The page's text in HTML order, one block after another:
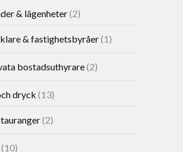
& lägenheter(2)
& fastighetsbyråer(1)
bostadsuthyrare(2)
dryck (13)
(2)